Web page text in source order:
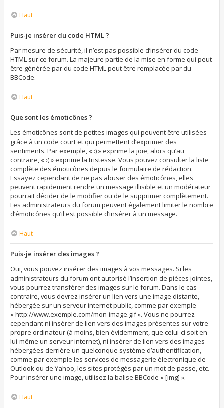
Haut
Puis-je insérer du code HTML ?
Par mesure de sécurité, il n’est pas possible d’insérer du code
HTML sur ce forum. La majeure partie de la mise en forme qui peut
être générée par du code HTML peut être remplacée par du
BBCode.
Haut
Que sont les émoticônes ?
Les émoticônes sont de petites images qui peuvent être utilisées
grâce à un code court et qui permettent d’exprimer des
sentiments. Par exemple, « :) » exprime la joie, alors qu’au
contraire, « :( » exprime la tristesse. Vous pouvez consulter la liste
complète des émoticônes depuis le formulaire de rédaction.
Essayez cependant de ne pas abuser des émoticônes, elles
peuvent rapidement rendre un message illisible et un modérateur
pourrait décider de le modifier ou de le supprimer complètement.
Les administrateurs du forum peuvent également limiter le nombre
d’émoticônes qu’il est possible d’insérer à un message.
Haut
Puis-je insérer des images ?
Oui, vous pouvez insérer des images à vos messages. Si les
administrateurs du forum ont autorisé l’insertion de pièces jointes,
vous pourrez transférer des images sur le forum. Dans le cas
contraire, vous devrez insérer un lien vers une image distante,
hébergée sur un serveur internet public, comme par exemple
« http://www.exemple.com/mon-image.gif ». Vous ne pourrez
cependant ni insérer de lien vers des images présentes sur votre
propre ordinateur (à moins, bien évidemment, que celui-ci soit en
lui-même un serveur internet), ni insérer de lien vers des images
hébergées derrière un quelconque système d’authentification,
comme par exemple les services de messagerie électronique de
Outlook ou de Yahoo, les sites protégés par un mot de passe, etc.
Pour insérer une image, utilisez la balise BBCode « [img] ».
Haut